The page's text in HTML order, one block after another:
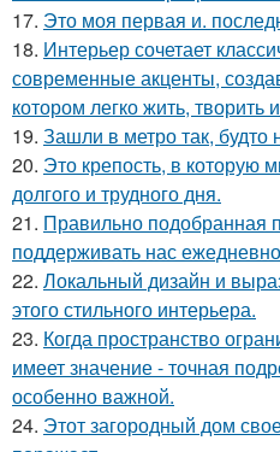
17. Это моя первая и.
18. Интерьер сочетает
современные акценты,
котором легко жить, творить
19. Зашли в метро так, будто
20. Это крепость, в которую
долгого и трудного дня.
21. Правильно подобранная
поддерживать нас
22. Локальный дизайн и
этого стильного интерьера.
23. Когда пространство
имеет значение - точная
особенно важной.
24. Этот загородный дом